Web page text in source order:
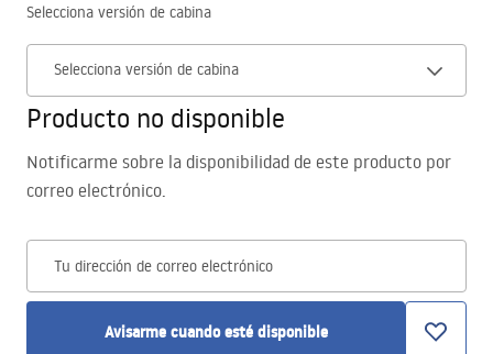
Selecciona versión de cabina
Selecciona versión de cabina
Producto no disponible
Notificarme sobre la disponibilidad de este producto por
correo electrónico.
Tu dirección de correo electrónico
Avisarme cuando esté disponible